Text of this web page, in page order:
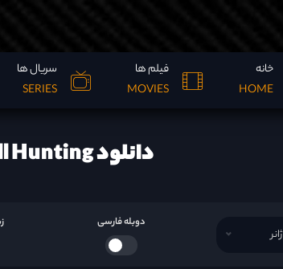
خانه
HOME
فیلم ها
MOVIES
سریال ها
SERIES
دانلود Good Will Hunting ها
ژانر
دوبله فارسی